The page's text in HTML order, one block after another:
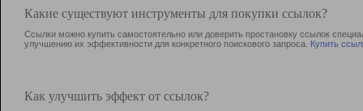
Какие существуют инструменты для покупки ссылок?
Ссылки можно купить самостоятельно или доверить простановку ссылок
улучшению их эффективности для конкретного поискового запроса. Купить
Как улучшить эффект от ссылок?